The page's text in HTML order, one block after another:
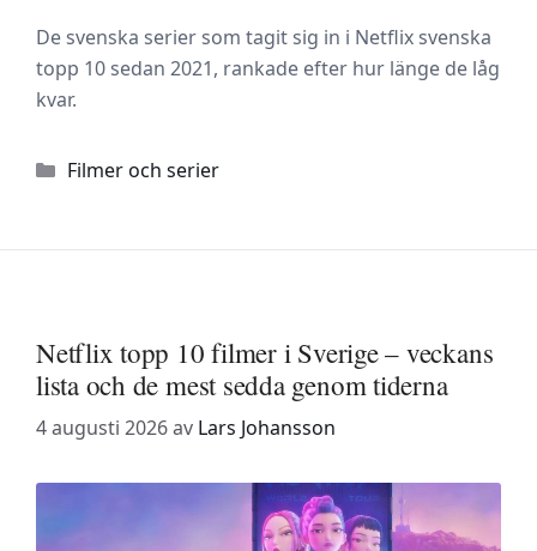
De svenska serier som tagit sig in i Netflix svenska
topp 10 sedan 2021, rankade efter hur länge de låg
kvar.
Kategorier
Filmer och serier
Netflix topp 10 filmer i Sverige – veckans
lista och de mest sedda genom tiderna
4 augusti 2026av Lars Johansson